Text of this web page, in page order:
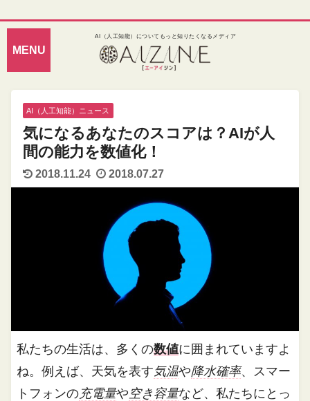
AI（人工知能）についてもっと知りたくなるメディア
AI（人工知能）ニュース
気になるあなたのスコアは？AIが人
間の能力を数値化！
2018.11.24 2018.07.27
私たちの生活は、多くの数値に囲まれていますよ
ね。例えば、天気を表す気温や降水確率、スマー
トフォンの 充電量や 空き容量など、私たちにとっ